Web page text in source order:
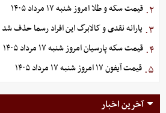
۲. قیمت سکه و طلا امروز شنبه ۱۷ مرداد ۱۴۰۵
۳. یارانه نقدی و کالابرگ این افراد رسما حذف شد
۴. قیمت سکه پارسیان امروز شنبه ۱۷ مرداد ۱۴۰۵
۵. قیمت آیفون ۱۷ امروز شنبه ۱۷ مرداد ۱۴۰۵
آخرین اخبار